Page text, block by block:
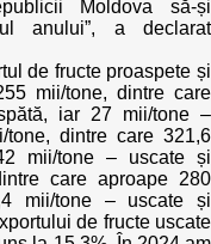
civile
Moldova să-și
anului”, a declarat
de fructe proaspete și
mii/tone, dintre care
iar 27 mii/tone –
dintre care 321,6
mii/tone – uscate și
care aproape 280
mii/tone – uscate și
de fructe uscate